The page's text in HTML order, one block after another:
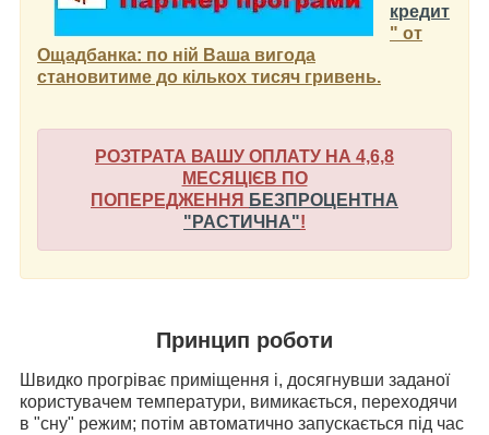
кредит
" от
Ощадбанка: по ній Ваша вигода
становитиме до кількох тисяч гривень.
РОЗТРАТА ВАШУ ОПЛАТУ НА 4,6,8
МЕСЯЦІЄВ ПО
ПОПЕРЕДЖЕННЯ
БЕЗПРОЦЕНТНА
"РАСТИЧНА"!
Принцип роботи
Швидко прогріває приміщення і, досягнувши заданої
користувачем температури, вимикається, переходячи
в "сну" режим; потім автоматично запускається під час